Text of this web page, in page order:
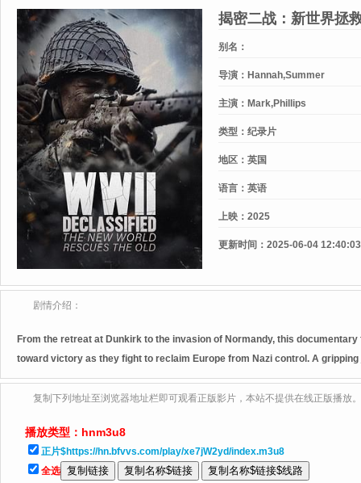
揭密二战：新世界拯
别名：
导演： Hannah,Summer
主演： Mark,Phillips
类型： 纪录片
地区： 英国
语言： 英语
上映： 2025
更新时间： 2025-06-04 12:40:03
剧情介绍：
From the retreat at Dunkirk to the invasion of Normandy, this
toward victory as they fight to reclaim Europe from Nazi control. A
复制下列地址至浏览器地址栏即可观看正版影片，本站不提供在线正版播放。
播放类型： hnm3u8
正片$https://hn.bfvvs.com/play/xe7jW2yd/index.m3u8
全选